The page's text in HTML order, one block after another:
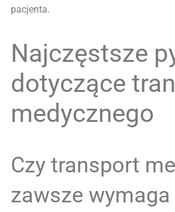
pacjenta.
Najczęstsze
dotyczące
medycznego
Czy transport
zawsze